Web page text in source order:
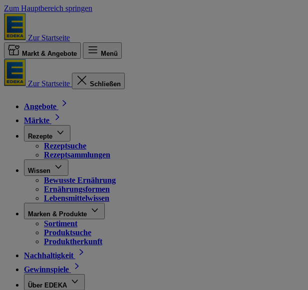
Zum Hauptbereich springen
Zur Startseite
Markt & Angebote Menü
Zur Startseite Schließen
Angebote
Märkte
Rezepte
Rezeptsuche
Rezeptsammlungen
Wissen
Bewusste Ernährung
Ernährungsformen
Lebensmittelwissen
Marken & Produkte
Sortiment
Produktsuche
Produktherkunft
Nachhaltigkeit
Gewinnspiele
Über EDEKA